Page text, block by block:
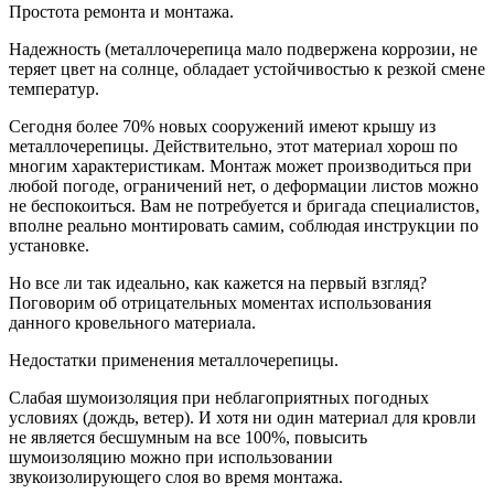
Простота ремонта и монтажа.
Надежность (металлочерепица мало подвержена коррозии, не
теряет цвет на солнце, обладает устойчивостью к резкой смене
температур.
Сегодня более 70% новых сооружений имеют крышу из
металлочерепицы. Действительно, этот материал хорош по
многим характеристикам. Монтаж может производиться при
любой погоде, ограничений нет, о деформации листов можно
не беспокоиться. Вам не потребуется и бригада специалистов,
вполне реально монтировать самим, соблюдая инструкции по
установке.
Но все ли так идеально, как кажется на первый взгляд?
Поговорим об отрицательных моментах использования
данного кровельного материала.
Недостатки применения металлочерепицы.
Слабая шумоизоляция при неблагоприятных погодных
условиях (дождь, ветер). И хотя ни один материал для кровли
не является бесшумным на все 100%, повысить
шумоизоляцию можно при использовании
звукоизолирующего слоя во время монтажа.